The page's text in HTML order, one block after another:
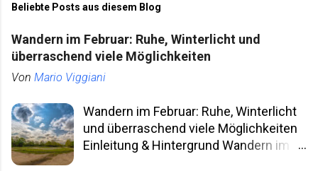
Beliebte Posts aus diesem Blog
Wandern im Februar: Ruhe, Winterlicht und
überraschend viele Möglichkeiten
Von Mario Viggiani
Wandern im Februar: Ruhe, Winterlicht
und überraschend viele Möglichkeiten
Einleitung & Hintergrund Wandern im